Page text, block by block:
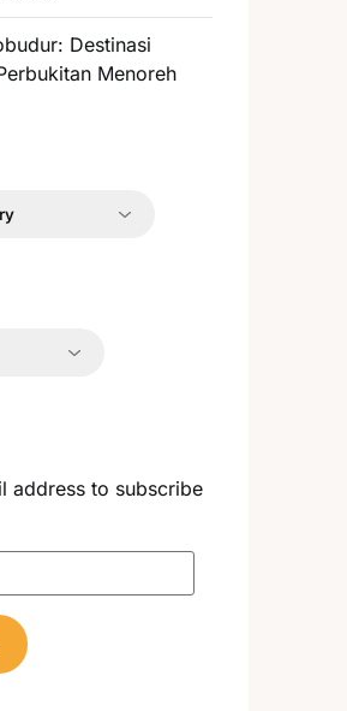
Destinasi
Menoreh
address to subscribe